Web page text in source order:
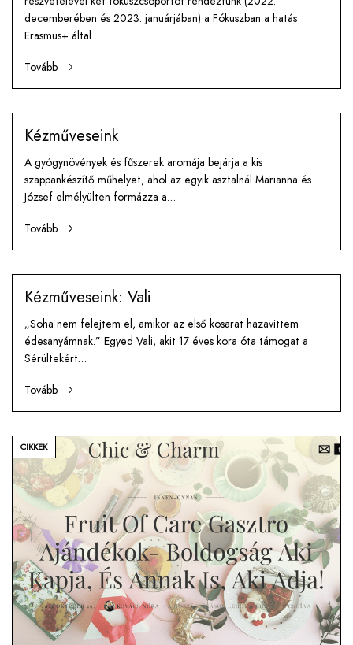
decemberében és 2023. januárjában) a Fókuszban a hatás
Erasmus+ által…
Tovább
Kézműveseink
A gyógynövények és fűszerek aromája bejárja a kis
szappankészítő műhelyet, ahol az egyik asztalnál Marianna és
József elmélyülten formázza a…
Tovább
Kézműveseink: Vali
„Soha nem felejtem el, amikor az első kosarat hazavittem
édesanyámnak.” Egyed Vali, akit 17 éves kora óta támogat a
Sérültekért…
Tovább
CIKKEK